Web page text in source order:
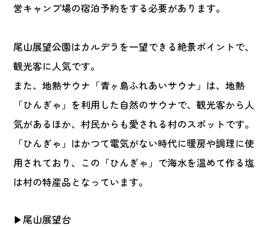
営キャンプ場の宿泊予約をする必要があります。
尾山展望公園はカルデラを一望できる絶景ポイントで、
観光客に人気です。
また、地熱サウナ「青ヶ島ふれあいサウナ」は、地熱
「ひんぎゃ」を利用した自然のサウナで、観光客から人
気があるほか、村民からも愛される村のスポットです。
「ひんぎゃ」はかつて電気がない時代に暖房や調理に使
用されており、この「ひんぎゃ」で海水を温めて作る塩
は村の特産品となっています。
▶尾山展望台